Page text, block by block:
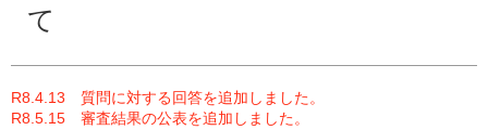
て
R8.4.13 質問に対する回答を追加しました。
R8.5.15 審査結果の公表を追加しました。